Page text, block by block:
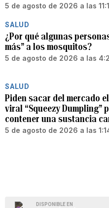
5 de agosto de 2026 a las
SALUD
¿Por qué algunas
más” a los mosquitos?
5 de agosto de 2026 a las
SALUD
Piden sacar del mercado
viral “Squeezy Dumpling”
contener una sustancia
5 de agosto de 2026 a las
DISPONIBLE EN